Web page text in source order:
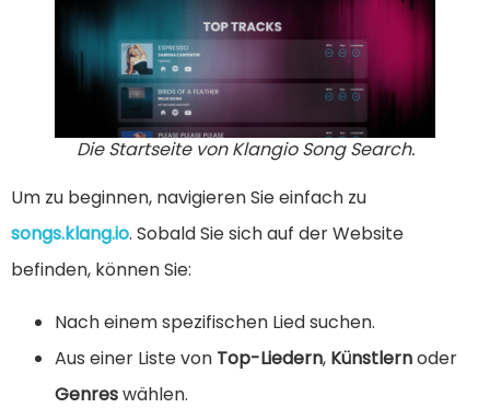
Die Startseite von Klangio Song Search.
Um zu beginnen, navigieren Sie einfach zu
songs.klang.io. Sobald Sie sich auf der Website
befinden, können Sie:
Nach einem spezifischen Lied suchen.
Aus einer Liste von Top-Liedern, Künstlernoder
Genreswählen.